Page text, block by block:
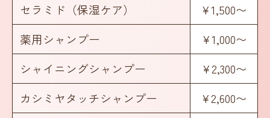
セラミド（保湿ケア）
¥1,500〜
薬用シャンプー
¥1,000〜
シャイニングシャンプー
¥2,300〜
カシミヤタッチシャンプー
¥2,600〜